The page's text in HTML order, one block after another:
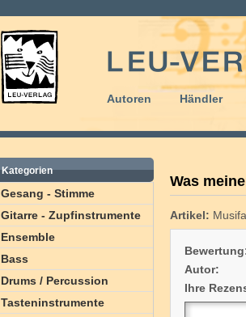
Autoren Händler
Kategorien
Gesang - Stimme
Gitarre - Zupfinstrumente
Ensemble
Bass
Drums / Percussion
Tasteninstrumente
Was
Artikel:
Autor:
Ihre